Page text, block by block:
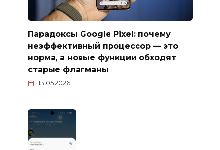
Парадоксы Google Pixel: почему
неэффективный процессор — это
норма, а новые функции обходят
старые флагманы
13.05.2026